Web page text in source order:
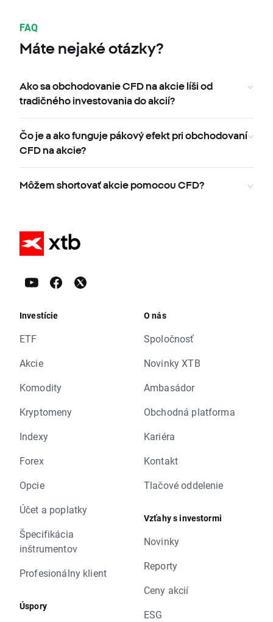
FAQ
Máte nejaké otázky?
Ako sa obchodovanie CFD na akcie líši od
tradičného investovania do akcií?
Čo je a ako funguje pákový efekt pri obchodovaní
CFD na akcie?
Môžem shortovať akcie pomocou CFD?
Investície
ETF
Akcie
Komodity
Kryptomeny
Indexy
Forex
Opcie
Účet a poplatky
Špecifikácia
inštrumentov
Profesionálny klient
Úspory
O nás
Spoločnosť
Novinky XTB
Ambasádor
Obchodná platforma
Kariéra
Kontakt
Tlačové oddelenie
Vzťahy s investormi
Novinky
Reporty
Ceny akcií
ESG